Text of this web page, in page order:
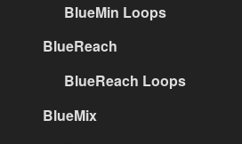
BlueMin Loops
BlueReach
BlueReach Loops
BlueMix